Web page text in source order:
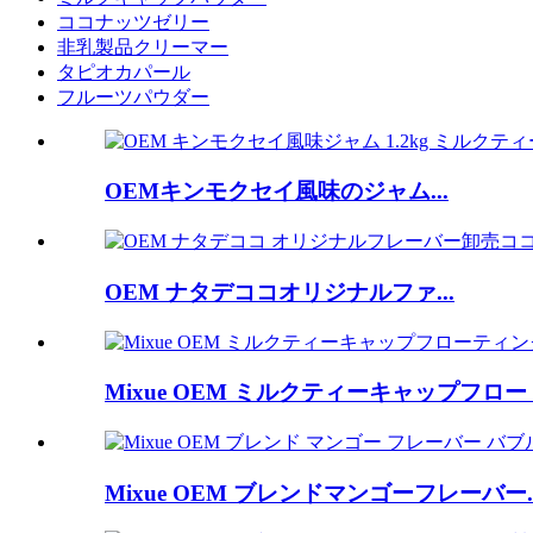
ココナッツゼリー
非乳製品クリーマー
タピオカパール
フルーツパウダー
OEMキンモクセイ風味のジャム...
OEM ナタデココオリジナルファ...
Mixue OEM ミルクティーキャップフロー
Mixue OEM ブレンドマンゴーフレーバー